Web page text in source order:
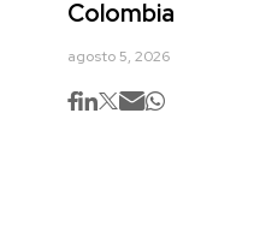
Colombia
agosto 5, 2026